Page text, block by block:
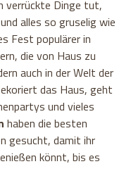
verrückte Dinge tut,
alles so gruselig wie
Fest populärer in
die von Haus zu
auch in der Welt der
das Haus, geht
und vieles
haben die besten
gesucht, damit ihr
könnt, bis es